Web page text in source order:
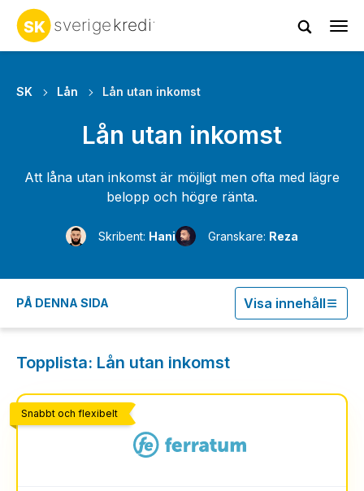
SK Lån Lån utan inkomst
Lån utan inkomst
Att låna utan inkomst är möjligt men ofta med lägre
belopp och högre ränta.
Skribent: Hani Granskare: Reza
PÅ DENNA SIDA Visa innehåll
Topplista: Lån utan inkomst
Snabbt och flexibelt